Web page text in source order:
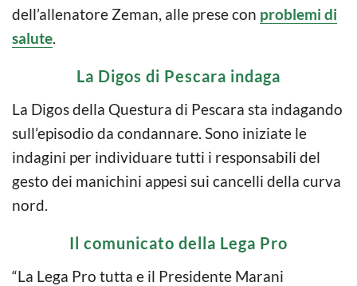
dell’allenatore Zeman, alle prese con problemi di
salute.
La Digos di Pescara indaga
La Digos della Questura di Pescara sta indagando
sull’episodio da condannare. Sono iniziate le
indagini per individuare tutti i responsabili del
gesto dei manichini appesi sui cancelli della curva
nord.
Il comunicato della Lega Pro
“La Lega Pro tutta e il Presidente Marani